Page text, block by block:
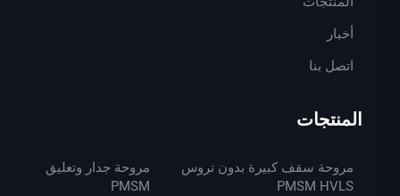
أخبار
اتصل بنا
المنتجات
مروحة سقف كبيرة بدون تروس
PMSM HVLS
مروحة جدار وتعليق
PMSM